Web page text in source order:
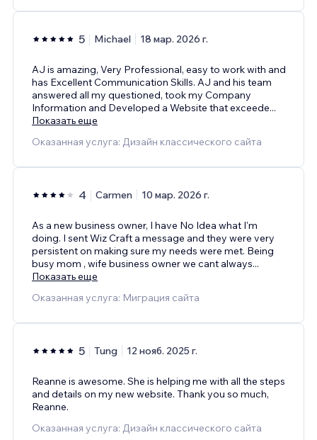
5 Michael 18 мар. 2026 г.
AJ is amazing, Very Professional, easy to work with and
has Excellent Communication Skills. AJ and his team
answered all my questioned, took my Company
Information and Developed a Website that exceede...
Показать еще
Оказанная услуга: Дизайн классического сайта
4 Carmen 10 мар. 2026 г.
As a new business owner, I have No Idea what I'm
doing. I sent Wiz Craft a message and they were very
persistent on making sure my needs were met. Being
busy mom , wife business owner we cant always...
Показать еще
Оказанная услуга: Миграция сайта
5 Tung 12 нояб. 2025 г.
Reanne is awesome. She is helping me with all the steps
and details on my new website. Thank you so much,
Reanne.
Оказанная услуга: Дизайн классического сайта